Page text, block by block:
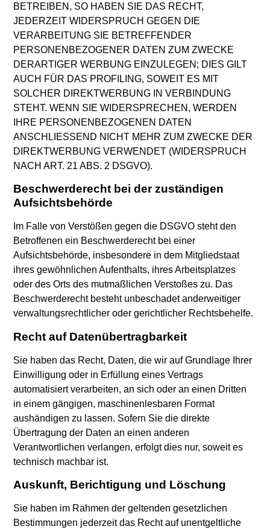
BETREIBEN, SO HABEN SIE DAS RECHT,
JEDERZEIT WIDERSPRUCH GEGEN DIE
VERARBEITUNG SIE BETREFFENDER
PERSONENBEZOGENER DATEN ZUM ZWECKE
DERARTIGER WERBUNG EINZULEGEN; DIES GILT
AUCH FÜR DAS PROFILING, SOWEIT ES MIT
SOLCHER DIREKTWERBUNG IN VERBINDUNG
STEHT. WENN SIE WIDERSPRECHEN, WERDEN
IHRE PERSONENBEZOGENEN DATEN
ANSCHLIESSEND NICHT MEHR ZUM ZWECKE DER
DIREKTWERBUNG VERWENDET (WIDERSPRUCH
NACH ART. 21 ABS. 2 DSGVO).
Beschwerde­recht bei der zuständigen
Aufsichts­behörde
Im Falle von Verstößen gegen die DSGVO steht den
Betroffenen ein Beschwerderecht bei einer
Aufsichtsbehörde, insbesondere in dem Mitgliedstaat
ihres gewöhnlichen Aufenthalts, ihres Arbeitsplatzes
oder des Orts des mutmaßlichen Verstoßes zu. Das
Beschwerderecht besteht unbeschadet anderweitiger
verwaltungsrechtlicher oder gerichtlicher Rechtsbehelfe.
Recht auf Daten­übertrag­barkeit
Sie haben das Recht, Daten, die wir auf Grundlage Ihrer
Einwilligung oder in Erfüllung eines Vertrags
automatisiert verarbeiten, an sich oder an einen Dritten
in einem gängigen, maschinenlesbaren Format
aushändigen zu lassen. Sofern Sie die direkte
Übertragung der Daten an einen anderen
Verantwortlichen verlangen, erfolgt dies nur, soweit es
technisch machbar ist.
Auskunft, Berichtigung und Löschung
Sie haben im Rahmen der geltenden gesetzlichen
Bestimmungen jederzeit das Recht auf unentgeltliche